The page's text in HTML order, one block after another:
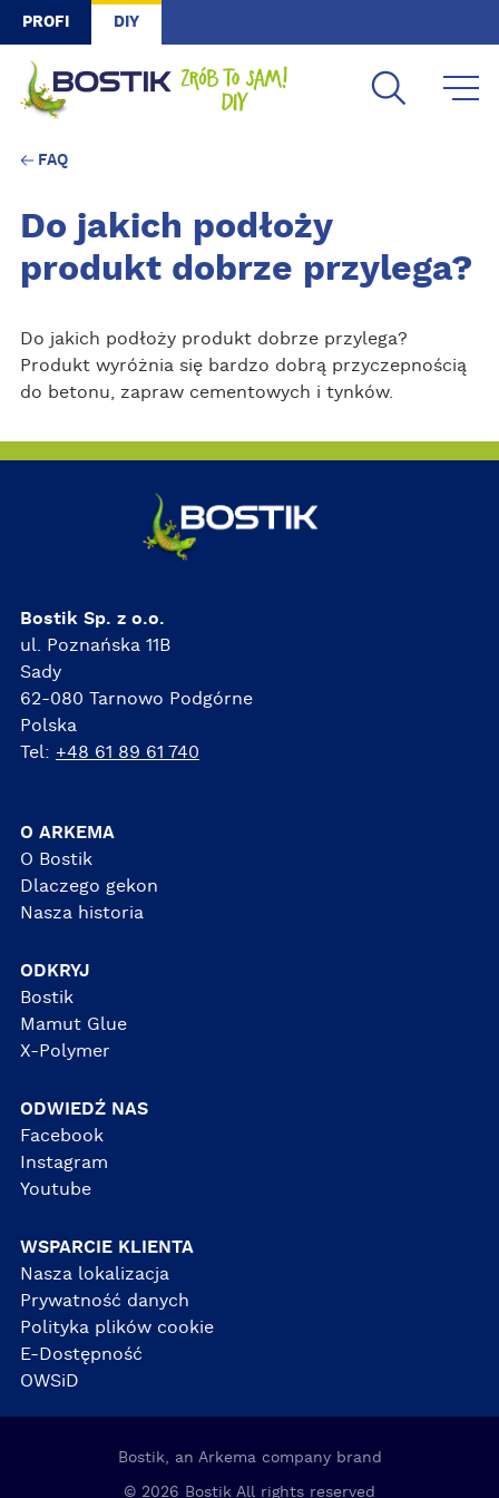
Skip to main content
PROFI DIY
FAQ
Do jakich podłoży
produkt dobrze przylega?
Do jakich podłoży produkt dobrze przylega?
Produkt wyróżnia się bardzo dobrą przyczepnością
do betonu, zapraw cementowych i tynków.
Bostik Sp. z o.o.
ul. Poznańska 11B
Sady
62-080 Tarnowo Podgórne
Polska
Tel: +48 61 89 61 740
O ARKEMA
O Bostik
Dlaczego gekon
Nasza historia
ODKRYJ
Bostik
Mamut Glue
X-Polymer
ODWIEDŹ NAS
Facebook
Instagram
Youtube
WSPARCIE KLIENTA
Nasza lokalizacja
Prywatność danych
Polityka plików cookie
E-Dostępność
OWSiD
Bostik, an Arkema company brand
© 2026 Bostik All rights reserved